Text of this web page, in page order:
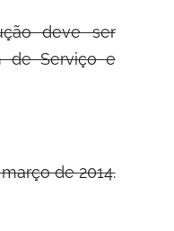
deve ser
de Serviço e
de 2014.